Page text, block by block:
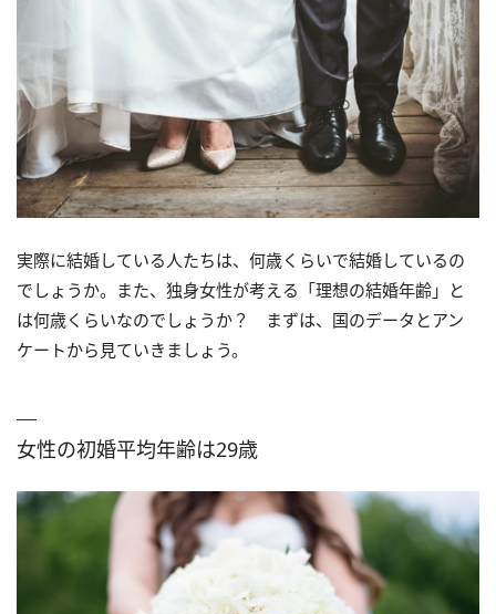
実際に結婚している人たちは、何歳くらいで結婚しているの
でしょうか。また、独身女性が考える「理想の結婚年齢」と
は何歳くらいなのでしょうか？ まずは、国のデータとアン
ケートから見ていきましょう。
女性の初婚平均年齢は29歳